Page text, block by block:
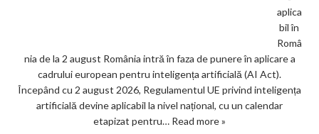
aplica
bil în
Româ
nia de la 2 august România intră în faza de punere în aplicare a
cadrului european pentru inteligența artificială (AI Act).
Începând cu 2 august 2026, Regulamentul UE privind inteligența
artificială devine aplicabil la nivel național, cu un calendar
etapizat pentru… Read more »